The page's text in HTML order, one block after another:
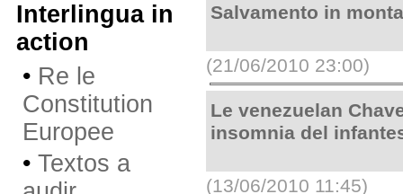
Interlingua in
action
• Re le
Constitution
Europee
• Textos a
Salvamento in
(21/06/2010 23:00)
Le venezuelan
insomnia del
(13/06/2010 11:45)